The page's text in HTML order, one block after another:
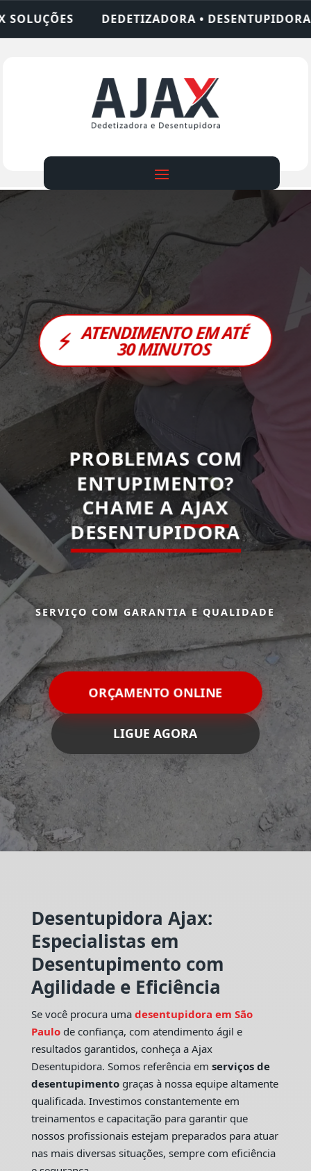
• DESENTUPIDORA • LIMPEZA DE FOSSA •
⚡ ATENDIMENTO EM ATÉ
30 MINUTOS
PROBLEMAS COM
ENTUPIMENTO?
CHAME A AJAX
DESENTUPIDORA
SERVIÇO COM GARANTIA E QUALIDADE
ORÇAMENTO ONLINE
LIGUE AGORA
Desentupidora Ajax:
Especialistas em
Desentupimento com
Agilidade e Eficiência
Se você procura uma desentupidora em São
Paulo de confiança, com atendimento ágil e
resultados garantidos, conheça a Ajax
Desentupidora. Somos referência em serviços de
desentupimentograças à nossa equipe altamente
qualificada. Investimos constantemente em
treinamentos e capacitação para garantir que
nossos profissionais estejam preparados para atuar
nas mais diversas situações, sempre com eficiência